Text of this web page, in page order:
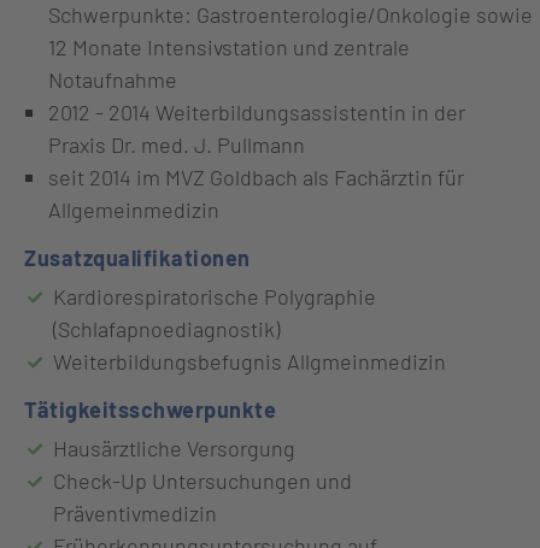
Schwerpunkte: Gastroenterologie/Onkologie sowie
12 Monate Intensivstation und zentrale
Notaufnahme
2012 - 2014 Weiterbildungsassistentin in der
Praxis Dr. med. J. Pullmann
seit 2014 im MVZ Goldbach als Fachärztin für
Allgemeinmedizin
Zusatzqualifikationen
Kardiorespiratorische Polygraphie
(Schlafapnoediagnostik)
Weiterbildungsbefugnis Allgmeinmedizin
Tätigkeitsschwerpunkte
Hausärztliche Versorgung
Check-Up Untersuchungen und
Präventivmedizin